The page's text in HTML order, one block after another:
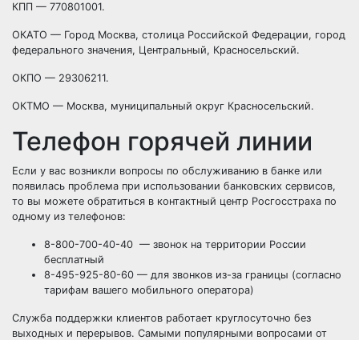
КПП — 770801001.
ОКАТО — Город Москва, столица Российской Федерации, город
федерального значения, Центральный, Красносельский.
ОКПО — 29306211.
ОКТМО — Москва, муниципальный округ Красносельский.
Телефон горячей линии
Если у вас возникли вопросы по обслуживанию в банке или
появилась проблема при использовании банковских сервисов,
то вы можете обратиться в контактный центр Росгосстраха по
одному из телефонов:
8-800-700-40-40 — звонок на территории России
бесплатный
8-495-925-80-60 — для звонков из-за границы (согласно
тарифам вашего мобильного оператора)
Служба поддержки клиентов работает круглосуточно без
выходных и перерывов. Самыми популярными вопросами от